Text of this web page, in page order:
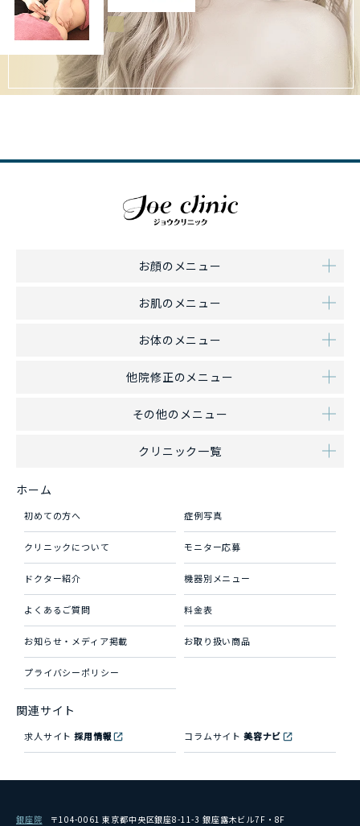
お顔のメニュー
お肌のメニュー
お体のメニュー
他院修正のメニュー
その他のメニュー
クリニック一覧
ホーム
初めての方へ 症例写真
クリニックについて モニター応募
ドクター紹介 機器別メニュー
よくあるご質問 料金表
お知らせ・メディア掲載 お取り扱い商品
プライバシーポリシー
関連サイト
求人サイト採用情報 コラムサイト 美容ナビ
銀座院 〒104-0061 東京都中央区銀座8-11-3 銀座露木ビル7F・8F